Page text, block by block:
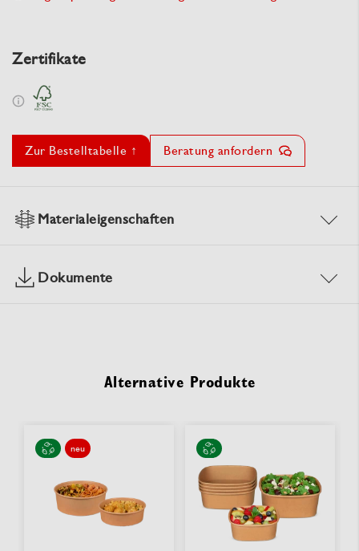
Zertifikate
Zur Bestelltabelle ↑ Beratung anfordern
Materialeigenschaften
Dokumente
Alternative Produkte
neu